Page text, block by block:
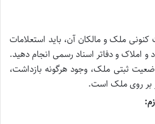
ملک و مالکان آن، باید استعلامات
و املاک و دفاتر اسناد رسمی انجام دهید.
ثبتی ملک، وجود هرگونه بازداشت،
بر روی ملک است.